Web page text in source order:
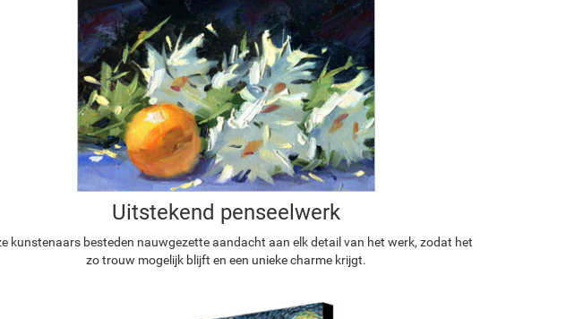
Uitstekend penseelwerk
kunstenaars besteden nauwgezette aandacht aan elk detail van het werk, zodat het
zo trouw mogelijk blijft en een unieke charme krijgt.